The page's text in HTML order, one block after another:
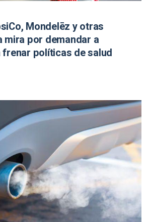
Mondelēz y otras
mira por demandar a
políticas de salud